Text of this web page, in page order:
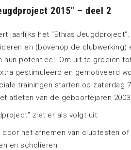
2015″ – deel 2
jaarlijks het “Ethias
en (bovenop de clubwerking)
hun potentieel. Om uit te groeien
gestimuleerd en gemotiveerd
trainingen starten op zaterdag
atleten van de geboortejaren
ziet er als volgt uit:
het afnemen van clubtesten
en scholieren.